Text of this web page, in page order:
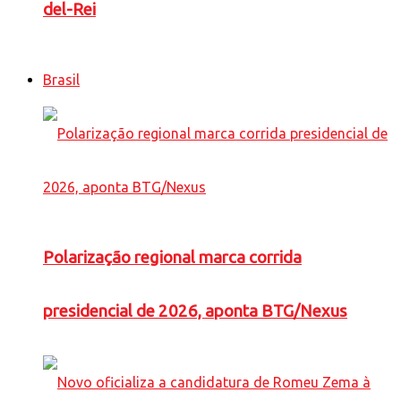
del-Rei
Brasil
Polarização regional marca corrida
presidencial de 2026, aponta BTG/Nexus